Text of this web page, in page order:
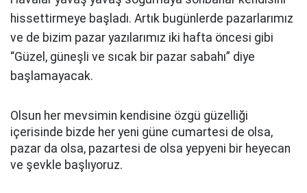
hissettirmeye başladı. Artık bugünlerde pazarlarımız
ve de bizim pazar yazılarımız iki hafta öncesi gibi
“Güzel, güneşli ve sıcak bir pazar sabahı” diye
başlamayacak.
Olsun her mevsimin kendisine özgü güzelliği
içerisinde bizde her yeni güne cumartesi de olsa,
pazar da olsa, pazartesi de olsa yepyeni bir heyecan
ve şevkle başlıyoruz.